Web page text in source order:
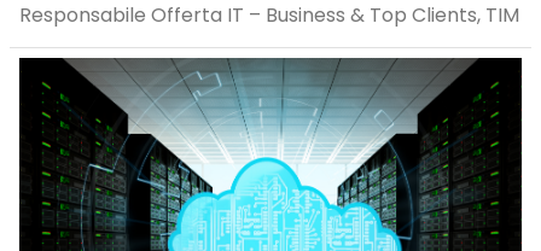
Responsabile Offerta IT – Business & Top Clients, TIM